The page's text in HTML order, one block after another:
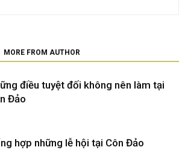
MORE FROM AUTHOR
điều tuyệt đối không nên làm tại
Đảo
hợp những lễ hội tại Côn Đảo